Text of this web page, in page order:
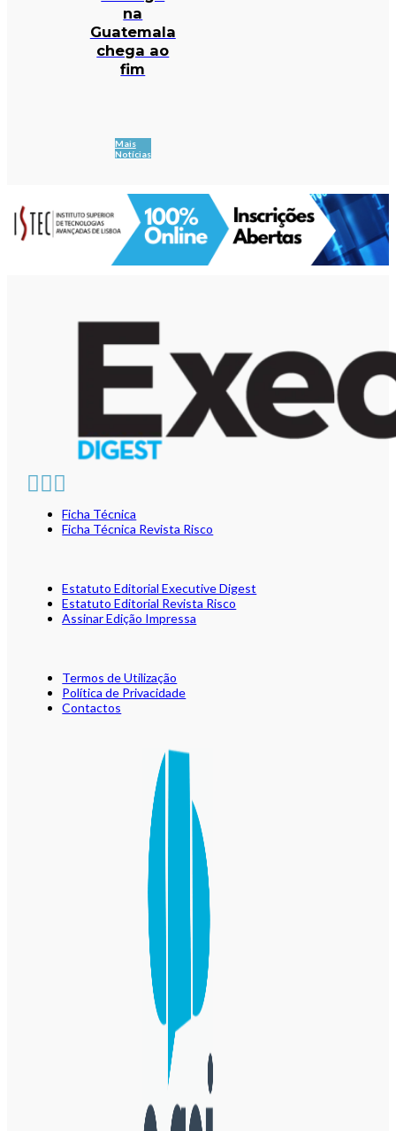
na
Guatemala
chega ao
fim
Mais
Notícias
Ficha Técnica
Ficha Técnica Revista Risco
Estatuto Editorial Executive Digest
Estatuto Editorial Revista Risco
Assinar Edição Impressa
Termos de Utilização
Política de Privacidade
Contactos